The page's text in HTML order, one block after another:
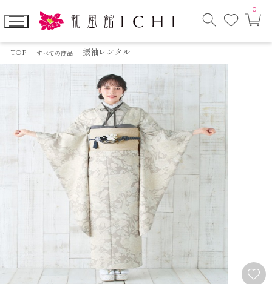
お
入
ペ
0
TOP すべての商品 振袖レンタル